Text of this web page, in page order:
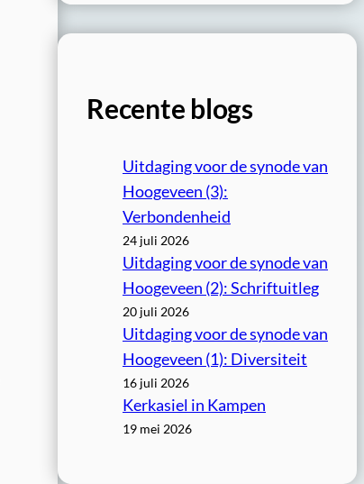
e
k
Recente blogs
Uitdaging voor de synode van
Hoogeveen (3):
Verbondenheid
24 juli 2026
Uitdaging voor de synode van
Hoogeveen (2): Schriftuitleg
20 juli 2026
Uitdaging voor de synode van
Hoogeveen (1): Diversiteit
16 juli 2026
Kerkasiel in Kampen
19 mei 2026